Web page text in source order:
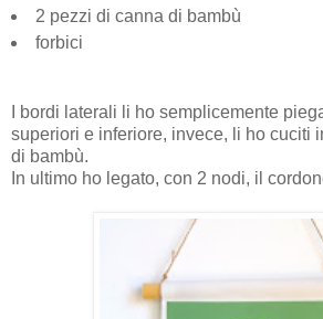
2 pezzi di canna di bambù
forbici
I bordi laterali li ho semplicemente
superiori e inferiore, invece, li ho cuciti
di bambù.
In ultimo ho legato, con 2 nodi, il